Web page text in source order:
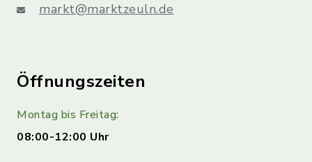
markt@marktzeuln.de
Öffnungszeiten
Montag bis Freitag:
08:00-12:00 Uhr